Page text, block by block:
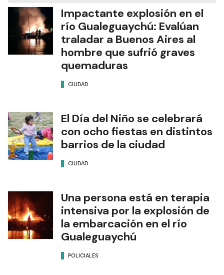
Impactante explosión en el
río Gualeguaychú: Evalúan
traladar a Buenos Aires al
hombre que sufrió graves
quemaduras
CIUDAD
El Día del Niño se celebrará
con ocho fiestas en distintos
barrios de la ciudad
CIUDAD
Una persona está en terapia
intensiva por la explosión de
la embarcación en el río
Gualeguaychú
POLICIALES